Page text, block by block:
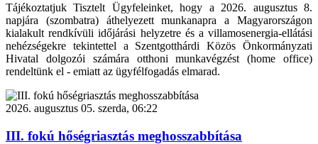
Tájékoztatjuk Tisztelt Ügyfeleinket, hogy a 2026. augusztus 8.
napjára (szombatra) áthelyezett munkanapra a Magyarországon
kialakult rendkívüli időjárási helyzetre és a villamosenergia-ellátási
nehézségekre tekintettel a Szentgotthárdi Közös Önkormányzati
Hivatal dolgozói számára otthoni munkavégzést (home office)
rendeltünk el - emiatt az ügyfélfogadás elmarad.
2026. augusztus 05. szerda, 06:22
III. fokú hőségriasztás meghosszabbítása